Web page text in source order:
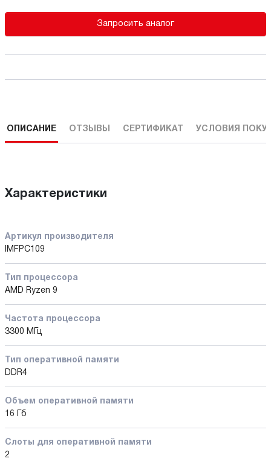
Запросить аналог
ОПИСАНИЕ ОТЗЫВЫ СЕРТИФИКАТ УСЛОВИЯ
Характеристики
Артикул производителя
IMFPC109
Тип процессора
AMD Ryzen 9
Частота процессора
3300 МГц
Тип оперативной памяти
DDR4
Объем оперативной памяти
16 Гб
Слоты для оперативной памяти
2